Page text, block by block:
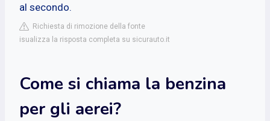
al secondo.
Richiesta di rimozione della fonte
isualizza la risposta completa su sicurauto.it
Come si chiama la benzina
per gli aerei?